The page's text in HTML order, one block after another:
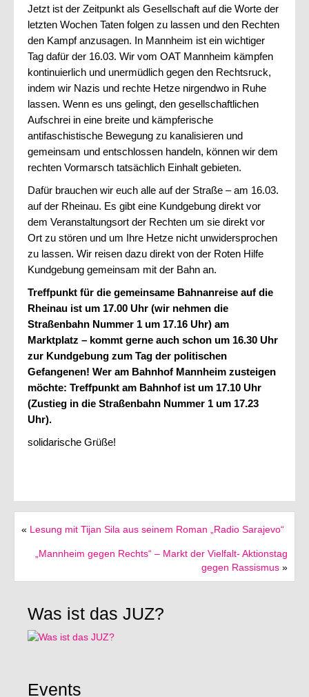
Jetzt ist der Zeitpunkt als Gesellschaft auf die Worte der
letzten Wochen Taten folgen zu lassen und den Rechten
den Kampf anzusagen. In Mannheim ist ein wichtiger
Tag dafür der 16.03. Wir vom OAT Mannheim kämpfen
kontinuierlich und unermüdlich gegen den Rechtsruck,
indem wir Nazis und rechte Hetze nirgendwo in Ruhe
lassen. Wenn es uns gelingt, den gesellschaftlichen
Aufschrei in eine breite und kämpferische
antifaschistische Bewegung zu kanalisieren und
gemeinsam und entschlossen handeln, können wir dem
rechten Vormarsch tatsächlich Einhalt gebieten.
Dafür brauchen wir euch alle auf der Straße – am 16.03.
auf der Rheinau. Es gibt eine Kundgebung direkt vor
dem Veranstaltungsort der Rechten um sie direkt vor
Ort zu stören und um Ihre Hetze nicht unwidersprochen
zu lassen. Wir reisen dazu direkt von der Roten Hilfe
Kundgebung gemeinsam mit der Bahn an.
Treffpunkt für die gemeinsame Bahnanreise auf die
Rheinau ist um 17.00 Uhr (wir nehmen die
Straßenbahn Nummer 1 um 17.16 Uhr) am
Marktplatz – kommt gerne auch schon um 16.30 Uhr
zur Kundgebung zum Tag der politischen
Gefangenen! Wer am Bahnhof Mannheim zusteigen
möchte: Treffpunkt am Bahnhof ist um 17.10 Uhr
(Zustieg in die Straßenbahn Nummer 1 um 17.23
Uhr).
solidarische Grüße!
« Lesung mit Tijan Sila aus seinem Roman „Radio Sarajevo“
„Mannheim gegen Rechts“ – Markt der Vielfalt- Aktionstag
gegen Rassismus »
Was ist das JUZ?
Events